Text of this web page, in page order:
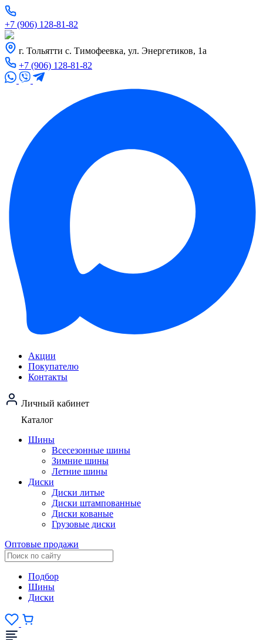
+7 (906) 128-81-82
г. Тольятти с. Тимофеевка, ул. Энергетиков, 1а
+7 (906) 128-81-82
Акции
Покупателю
Контакты
Личный кабинет
Каталог
Шины
Всесезонные шины
Зимние шины
Летние шины
Диски
Диски литые
Диски штампованные
Диски кованые
Грузовые диски
Оптовые продажи
Подбор
Шины
Диски